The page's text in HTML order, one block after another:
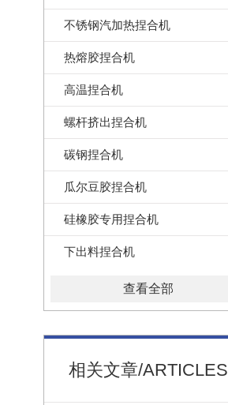
不锈钢汽加热捏合机
热熔胶捏合机
高温捏合机
螺杆挤出捏合机
碳钢捏合机
瓜尔豆胶捏合机
硅橡胶专用捏合机
下出料捏合机
查看全部
相关文章/ARTICLES